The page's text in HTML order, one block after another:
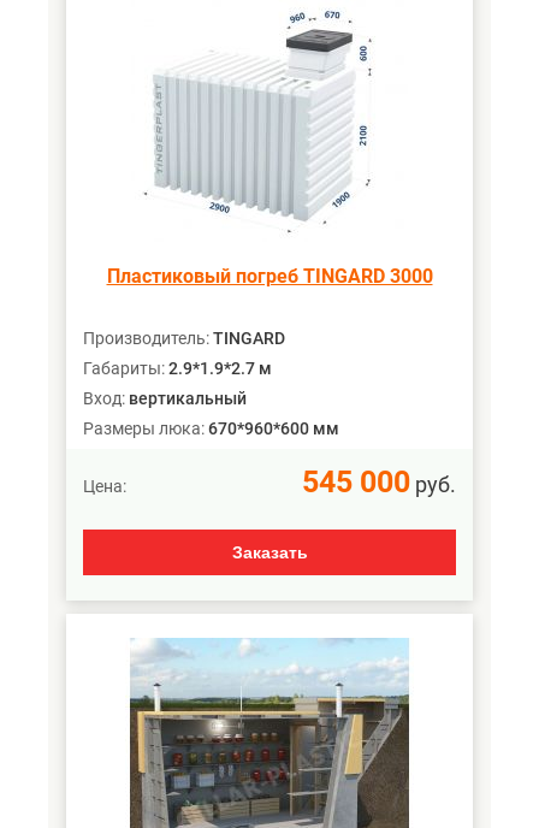
Пластиковый погреб TINGARD 3000
Производитель:TINGARD
Габариты:2.9*1.9*2.7 м
Вход: вертикальный
Размеры люка:670*960*600 мм
Цена: 545 000 руб.
Заказать